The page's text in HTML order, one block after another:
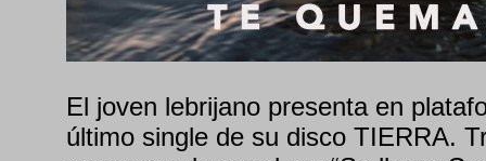
El joven lebrijano presenta en
último single de su disco TIERRA.